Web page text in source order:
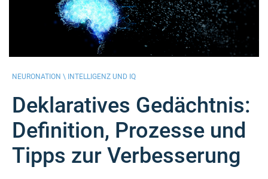
NEURONATION \ INTELLIGENZ UND IQ
Deklaratives Gedächtnis:
Definition, Prozesse und
Tipps zur Verbesserung